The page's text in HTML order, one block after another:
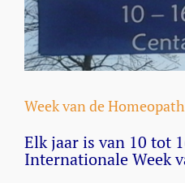
Week van de
Elk jaar is van 10 tot
Internationale Week